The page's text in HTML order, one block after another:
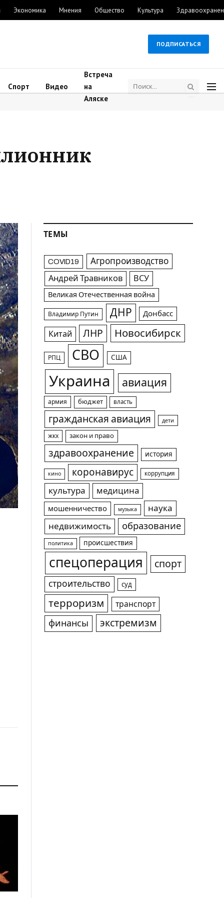
Экономика Мнения Общество Культура
ПОДПИСАТЬСЯ
Спорт Видео
Встреча
на
Аляске
ТЕМЫ
COVID19 Агропроизводство
Андрей Травников ВСУ
Великая Отечественная война
Владимир Путин ДНР Донбасс
Китай ЛНР Новосибирск
РПЦ СВО США
Украина авиация
армия бюджет власть
гражданская авиация дети
жкх закон и право
здравоохранение история
кино коронавирус коррупция
культура медицина
мошенничество музыка
наука
недвижимость
образование
политика происшествия
спецоперация спорт
строительство суд
терроризм транспорт
финансы экстремизм